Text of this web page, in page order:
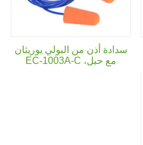
سدادة أذن من البولي يوريثان
مع حبل، EC-1003A-C